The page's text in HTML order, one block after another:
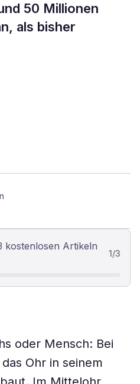
50 Millionen
als bisher
kostenlosen Artikeln
1/3
oder Mensch: Bei
Ohr in seinem